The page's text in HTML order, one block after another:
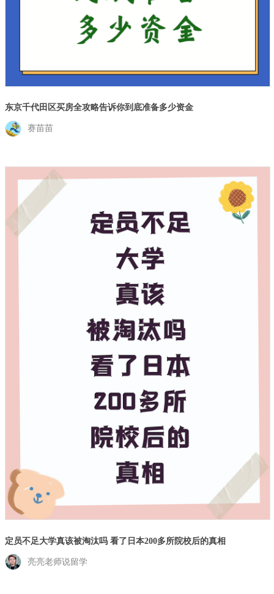
东京千代田区买房全攻略告诉你到底准备多少资金
赛苗苗
定员不足大学真该被淘汰吗 看了日本200多所院校后的真相
亮亮老师说留学